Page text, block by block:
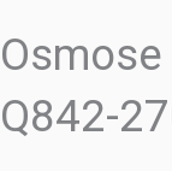
Q842-